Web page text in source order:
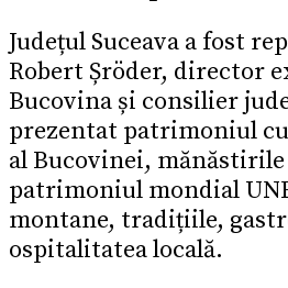
Județul Suceava a fost
Robert Șröder, director
Bucovina și consilier
prezentat patrimoniul
al Bucovinei,
patrimoniul mondial
montane, tradițiile,
ospitalitatea locală.